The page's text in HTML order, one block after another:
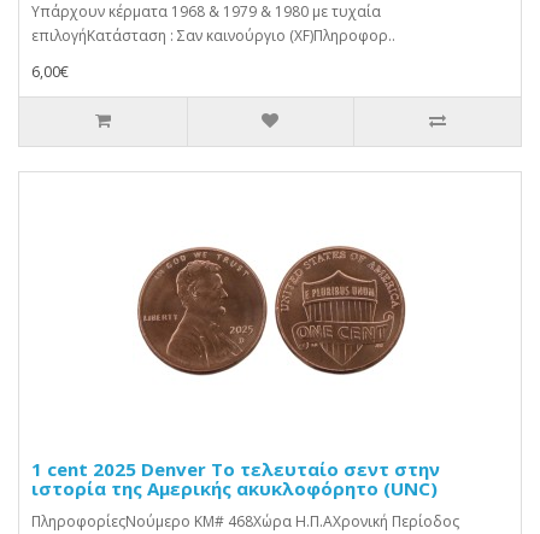
Υπάρχουν κέρματα 1968 & 1979 & 1980 με τυχαία
επιλογήΚατάσταση : Σαν καινούργιο (XF)Πληροφορ..
6,00€
1 cent 2025 Denver Το τελευταίο σεντ στην
ιστορία της Αμερικής ακυκλοφόρητο (UNC)
ΠληροφορίεςΝούμερο KM# 468Χώρα Η.Π.ΑΧρονική Περίοδος